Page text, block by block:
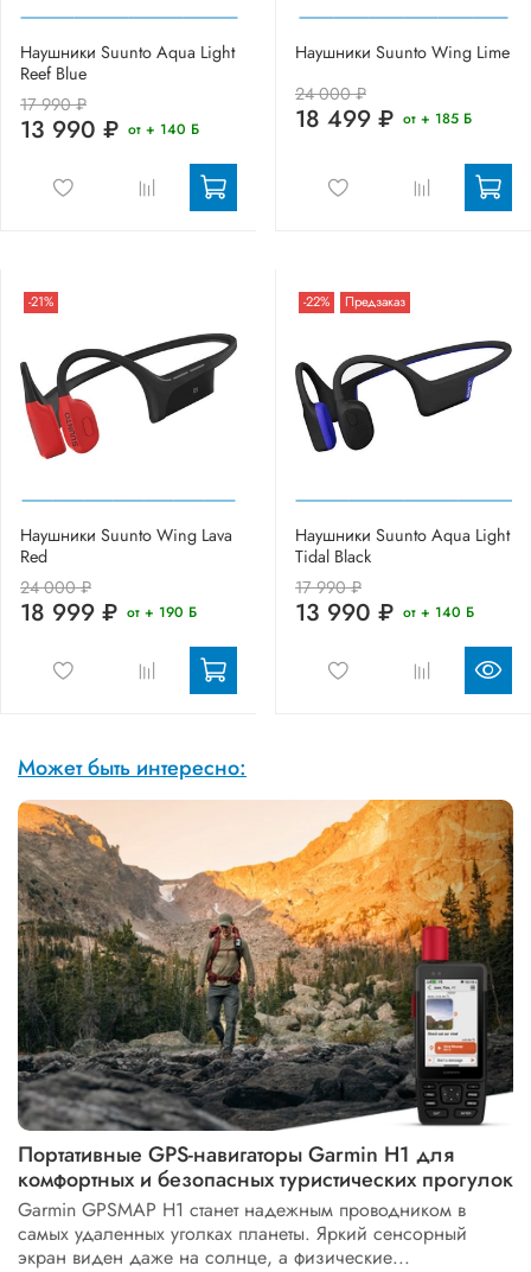
Наушники Suunto Aqua Light
Reef Blue
17 990 ₽
13 990 ₽ от + 140 Б
Наушники Suunto Wing Lime
24 000 ₽
18 499 ₽ от + 185 Б
-21%
Наушники Suunto Wing Lava
Red
24 000 ₽
18 999 ₽ от + 190 Б
-22% Предзаказ
Наушники Suunto Aqua Light
Tidal Black
17 990 ₽
13 990 ₽ от + 140 Б
Может быть интересно:
Портативные GPS-навигаторы Garmin H1 для
комфортных и безопасных туристических прогулок
Garmin GPSMAP H1 станет надежным проводником в
самых удаленных уголках планеты. Яркий сенсорный
экран виден даже на солнце, а физические...